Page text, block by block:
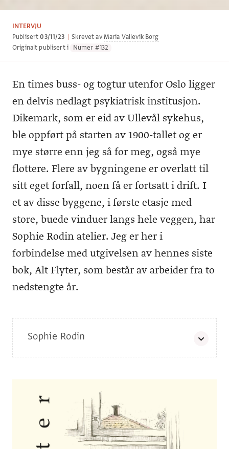
INTERVJU
Publisert03/11/23 Skrevet avMaria Vallevik Borg
Originalt publisert i
Numer #132
En times buss- og togtur utenfor Oslo ligger
en delvis nedlagt psykiatrisk institusjon.
Dikemark, som er eid av Ullevål sykehus,
ble oppført på starten av 1900-tallet og er
mye større enn jeg så for meg, også mye
flottere. Flere av bygningene er overlatt til
sitt eget forfall, noen få er fortsatt i drift. I
et av disse byggene, i første etasje med
store, buede vinduer langs hele veggen, har
Sophie Rodin atelier. Jeg er her i
forbindelse med utgivelsen av hennes siste
bok, Alt Flyter, som består av arbeider fra to
nedstengte år.
Sophie Rodin
Født 1965, Oslo. Har hovedfag fra Statens Håndverks- og
Siste separatutstillinger:
2019At Home in the World, Victoria Square Project, Athens,
2019Analoge Koblinger , Asker Biblotek
Gylne øyeblikk, Buskerud Kunstsenter